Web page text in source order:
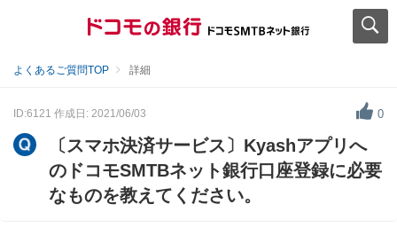
よくあるご質問TOP 詳細
ID:6121 作成日: 2021/06/03 0
〔スマホ決済サービス〕Kyashアプリへ
のドコモSMTBネット銀行口座登録に必要
なものを教えてください。